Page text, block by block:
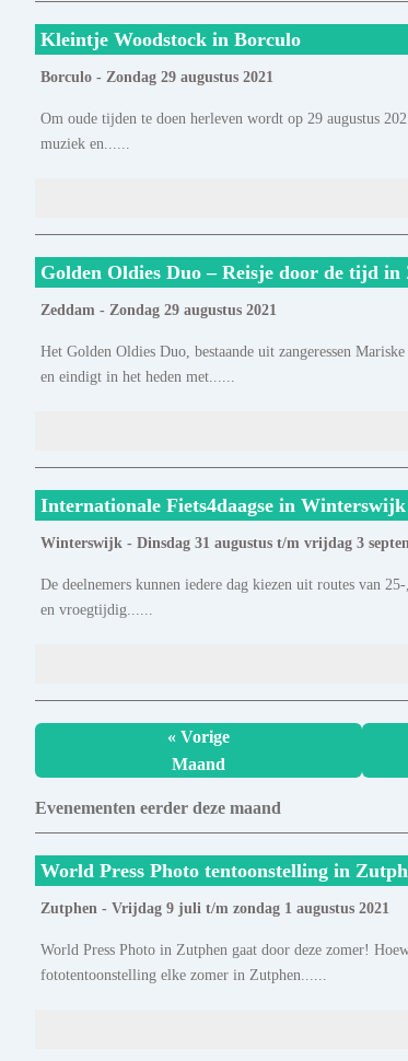
Kleintje Woodstock in Borculo
Borculo - Zondag 29 augustus 2021
Om oude tijden te doen herleven wordt op 29 augustus
muziek en......
Golden Oldies Duo – Reisje door de tijd in
Zeddam - Zondag 29 augustus 2021
Het Golden Oldies Duo, bestaande uit zangeressen
en eindigt in het heden met......
Internationale Fiets4daagse in Winterswijk
Winterswijk - Dinsdag 31 augustus t/m vrijdag 3
De deelnemers kunnen iedere dag kiezen uit routes van
en vroegtijdig......
« Vorige
Maand
Evenementen eerder deze maand
World Press Photo tentoonstelling in
Zutphen - Vrijdag 9 juli t/m zondag 1 augustus 2021
World Press Photo in Zutphen gaat door deze zomer!
fototentoonstelling elke zomer in Zutphen......